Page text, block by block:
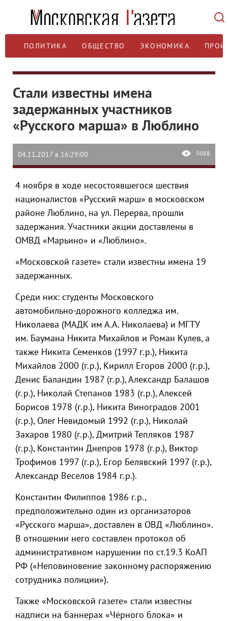
ПОЛИТИКА ОБЩЕСТВО ЭКОНОМИКА
Стали известны имена
задержанных участников
«Русского марша» в Люблино
04.11.2017 в 16:29:00 5088
4 ноября в ходе несостоявшегося шествия
националистов «Русский марш» в московском
районе Люблино, на ул. Перерва, прошли
задержания. Участники акции доставлены в
ОМВД «Марьино» и «Люблино».
«Московской газете» стали известны имена 19
задержанных.
Среди них: студенты Московского
автомобильно-дорожного колледжа им.
Николаева (МАДК им А.А. Николаева) и МГТУ
им. Баумана Никита Михайлов и Роман Кулев, а
также Никита Семенков (1997 г.р.), Никита
Михайлов 2000 (г.р.), Кирилл Егоров 2000 (г.р.),
Денис Баландин 1987 (г.р.), Александр Балашов
(г.р.), Николай Степанов 1983 (г.р.), Алексей
Борисов 1978 (г.р.), Никита Виноградов 2001
(г.р.), Олег Невидомый 1992 (г.р.), Николай
Захаров 1980 (г.р.), Дмитрий Тепляков 1987
(г.р.), Константин Днепров 1978 (г.р.), Виктор
Трофимов 1997 (г.р.), Егор Белявский 1997 (г.р.),
Александр Веселов 1984 г.р.).
Константин Филиппов 1986 г.р.,
предположительно один из организаторов
«Русского марша», доставлен в ОВД «Люблино».
В отношении него составлен протокол об
административном нарушении по ст.19.3 КоАП
РФ («Неповиновение законному распоряжению
сотрудника полиции»).
Также «Московской газете» стали известны
надписи на баннерах «Чёрного блока» и